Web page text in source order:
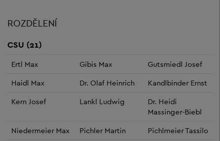
ROZDĚLENÍ
CSU (21)
Ertl Max Gibis Max
Gutsmiedl Josef
Haidl Max
Dr. Olaf Heinrich
Kandlbinder Ernst
Kern Josef
Lankl Ludwig
Dr. Heidi
Massinger-Biebl
Niedermeier Max
Pichler Martin
Pichlmeier Tassilo